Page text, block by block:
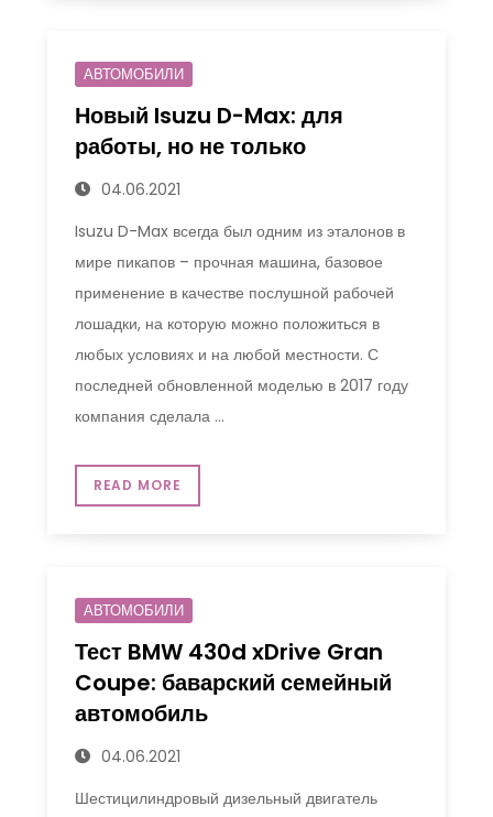
АВТОМОБИЛИ
Новый Isuzu D-Max: для
работы, но не только
04.06.2021
Isuzu D-Max всегда был одним из эталонов в
мире пикапов – прочная машина, базовое
применение в качестве послушной рабочей
лошадки, на которую можно положиться в
любых условиях и на любой местности. С
последней обновленной моделью в 2017 году
компания сделала …
READ MORE
АВТОМОБИЛИ
Тест BMW 430d xDrive Gran
Coupe: баварский семейный
автомобиль
04.06.2021
Шестицилиндровый дизельный двигатель